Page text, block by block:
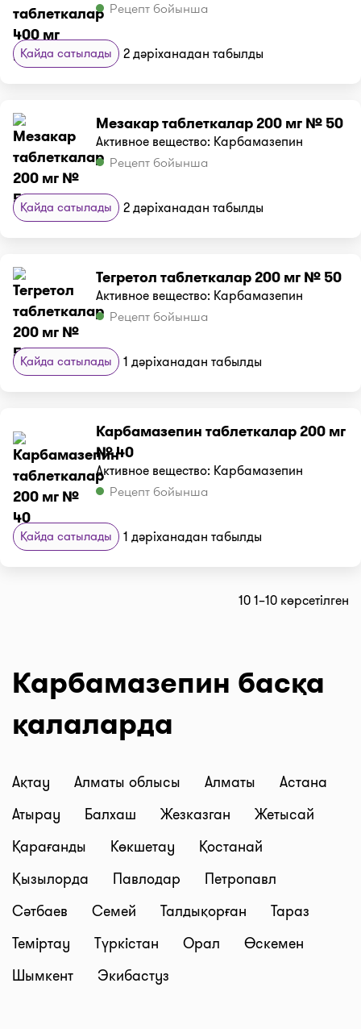
Рецепт бойынша
Қайда сатылады 2 дәріханадан табылды
Мезакар таблеткалар 200 мг № 50
Активное вещество: Карбамазепин
Рецепт бойынша
Қайда сатылады 2 дәріханадан табылды
Тегретол таблеткалар 200 мг № 50
Активное вещество: Карбамазепин
Рецепт бойынша
Қайда сатылады 1 дәріханадан табылды
Карбамазепин таблеткалар 200 мг
№ 40
Активное вещество: Карбамазепин
Рецепт бойынша
Қайда сатылады 1 дәріханадан табылды
10 1–10 көрсетілген
Карбамазепин басқа
қалаларда
Ақтау Алматы облысы Алматы
Астана
Атырау
Балхаш Жезказган
Жетысай
Қарағанды
Көкшетау
Қостанай
Қызылорда
Павлодар
Петропавл
Сәтбаев
Семей Талдықорған
Тараз
Теміртау
Түркістан Орал
Өскемен
Шымкент
Экибастуз